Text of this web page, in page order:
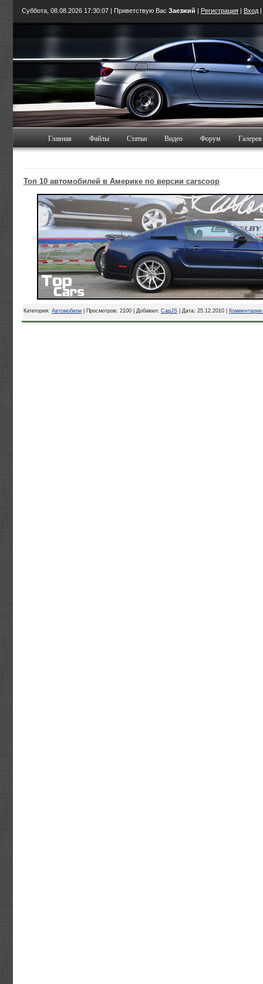
Суббота, 08.08.2026 17:30:08 | Приветствую Вас Заезжий | Регистрация | Вход |
Главная Файлы Статьи Видео Форум Галерея
Топ 10 автомобилей в Америке по версии carscoop
Категория: Автомобили | Просмотров: 2100 | Добавил: CapJS | Дата: 25.12.2010 Комментарии